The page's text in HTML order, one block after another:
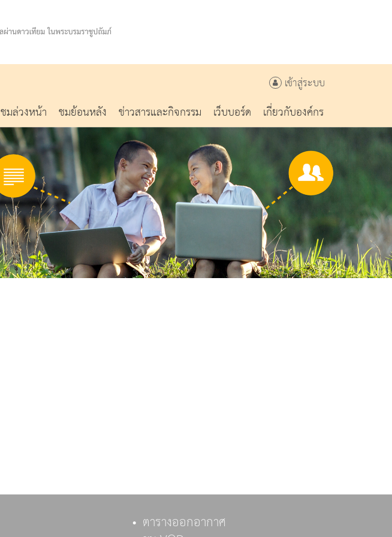
เข้าสู่ระบบ
ชมล่วงหน้า ชมย้อนหลัง ข่าวสารและกิจกรรม เว็บบอร์ด เกี่ยวกับองค์กร
ตารางออกอากาศ